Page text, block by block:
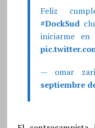
Feliz
#DockSud
iniciarme en
— omar
septiembre